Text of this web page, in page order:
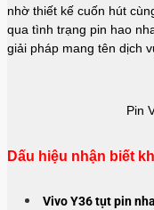
nhờ thiết kế cuốn hút
qua tình trạng pin hao
giải pháp mang tên dịch
Pin
Dấu hiệu nhận biết
Vivo Y36 tụt pin